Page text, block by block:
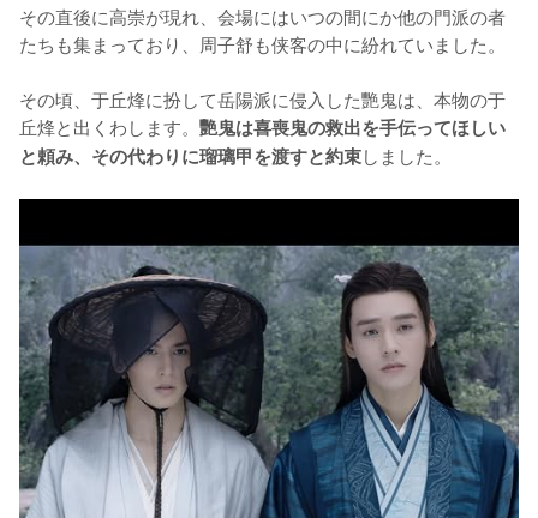
その直後に高崇が現れ、会場にはいつの間にか他の門派の者
たちも集まっており、周子舒も侠客の中に紛れていました。
その頃、于丘烽に扮して岳陽派に侵入した艷鬼は、本物の于
丘烽と出くわします。 艷鬼は喜喪鬼の救出を手伝ってほしい
と頼み、その代わりに瑠璃甲を渡すと約束しました。